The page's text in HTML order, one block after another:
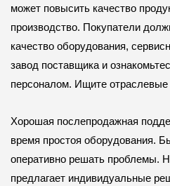
может повысить качество
производство. Покупатели
качество оборудования,
завод поставщика и
персоналом. Ищите
Хорошая послепродажная
время простоя оборудования.
оперативно решать проблемы.
предлагает индивидуальные